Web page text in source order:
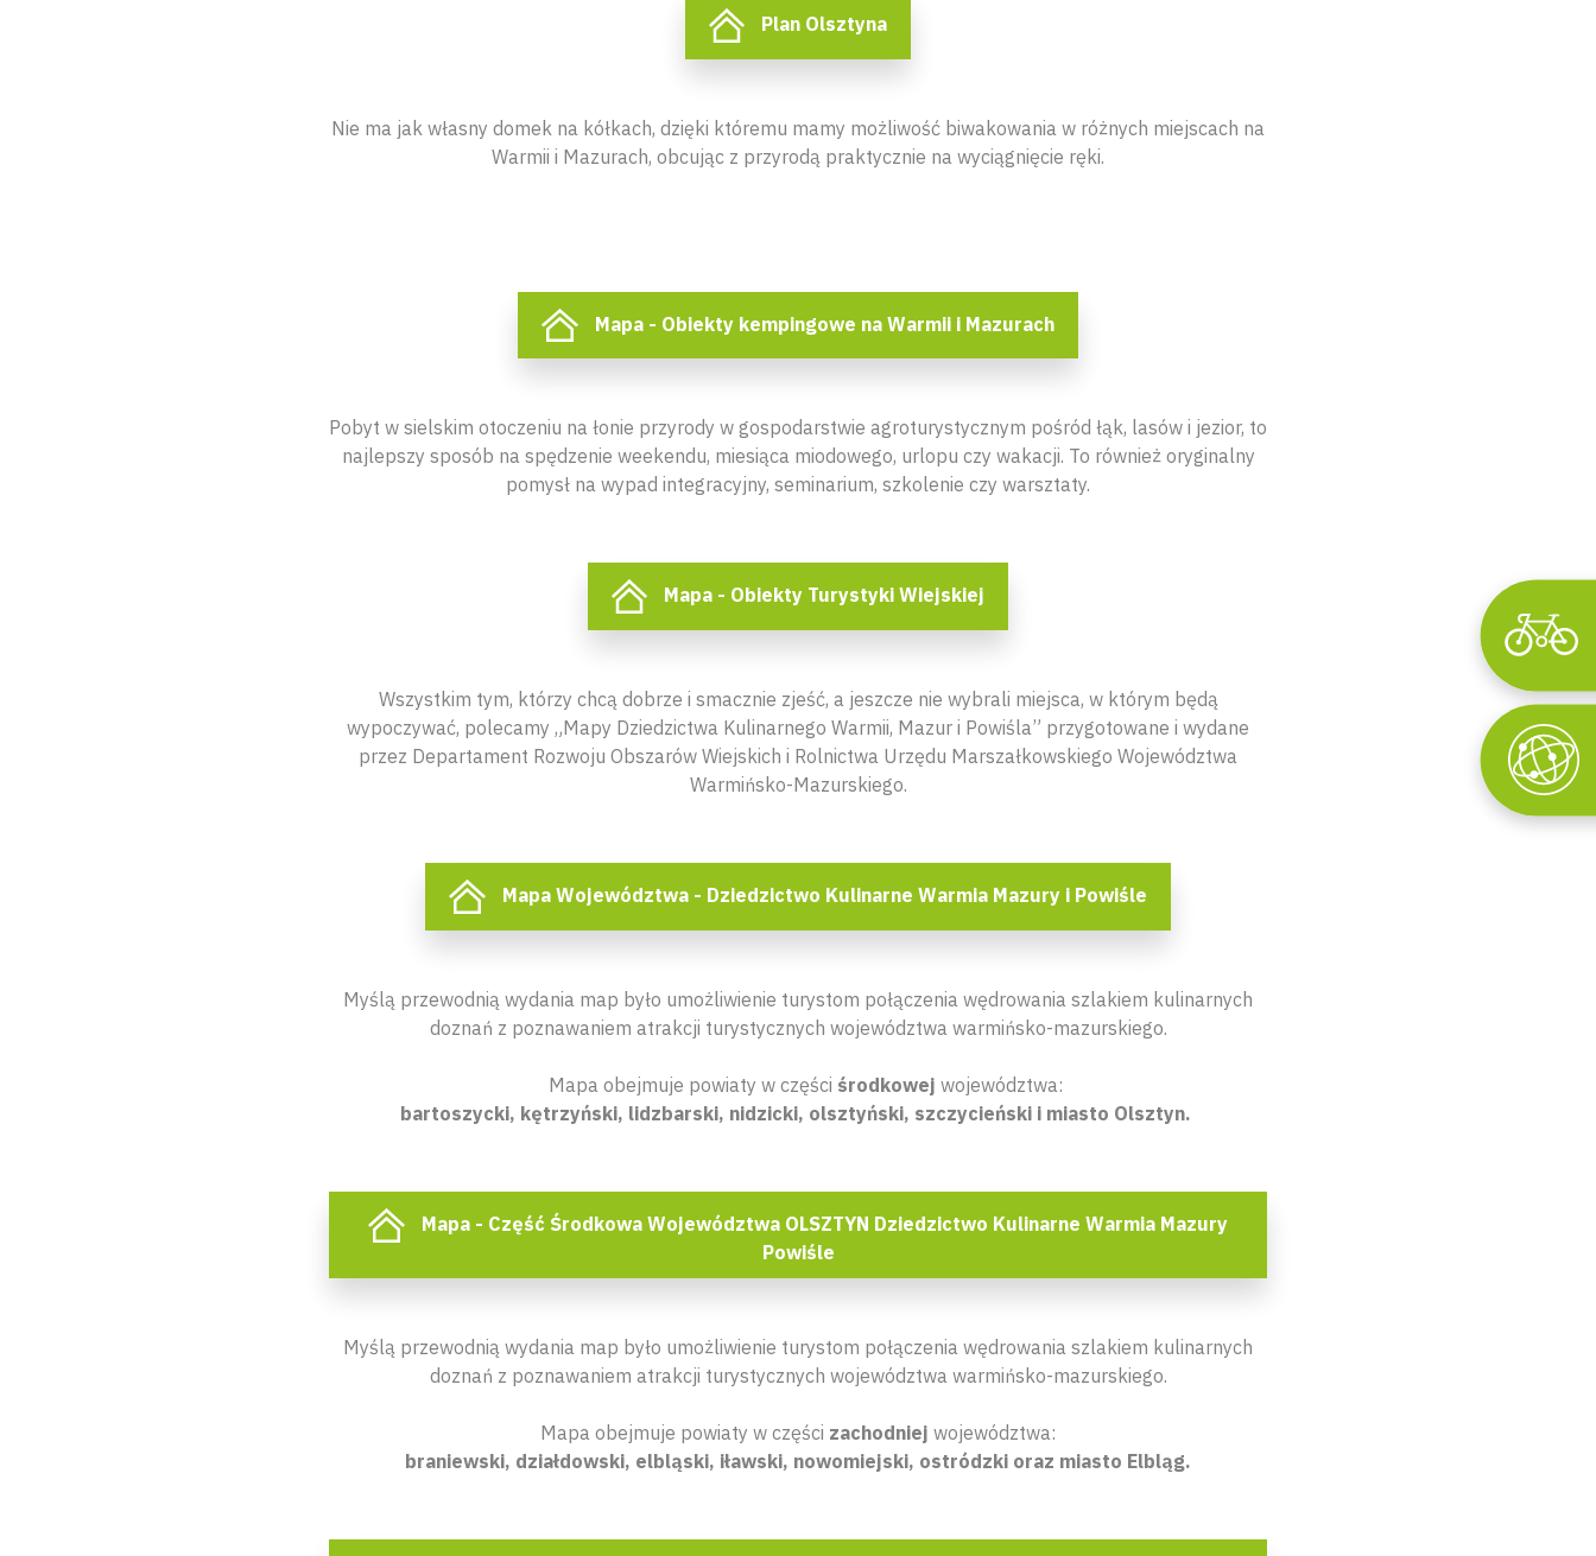
Plan Olsztyna
Nie ma jak własny domek na kółkach, dzięki któremu mamy możliwość biwakowania w różnych miejscach na
Warmii i Mazurach, obcując z przyrodą praktycznie na wyciągnięcie ręki.
Mapa - Obiekty kempingowe na Warmii i Mazurach
Pobyt w sielskim otoczeniu na łonie przyrody w gospodarstwie agroturystycznym pośród łąk, lasów i jezior, to
najlepszy sposób na spędzenie weekendu, miesiąca miodowego, urlopu czy wakacji. To również oryginalny
pomysł na wypad integracyjny, seminarium, szkolenie czy warsztaty.
Mapa - Obiekty Turystyki Wiejskiej
Wszystkim tym, którzy chcą dobrze i smacznie zjeść, a jeszcze nie wybrali miejsca, w którym będą
wypoczywać, polecamy „Mapy Dziedzictwa Kulinarnego Warmii, Mazur i Powiśla” przygotowane i wydane
przez Departament Rozwoju Obszarów Wiejskich i Rolnictwa Urzędu Marszałkowskiego Województwa
Warmińsko-Mazurskiego.
Mapa Województwa - Dziedzictwo Kulinarne Warmia Mazury i Powiśle
Myślą przewodnią wydania map było umożliwienie turystom połączenia wędrowania szlakiem kulinarnych
doznań z poznawaniem atrakcji turystycznych województwa warmińsko-mazurskiego.
Mapa obejmuje powiaty w części środkowej województwa:
bartoszycki, kętrzyński, lidzbarski, nidzicki, olsztyński, szczycieński i miasto Olsztyn.
Mapa - Część Środkowa Województwa OLSZTYN Dziedzictwo Kulinarne Warmia Mazury
Powiśle
Myślą przewodnią wydania map było umożliwienie turystom połączenia wędrowania szlakiem kulinarnych
doznań z poznawaniem atrakcji turystycznych województwa warmińsko-mazurskiego.
Mapa obejmuje powiaty w części zachodniej województwa:
braniewski, działdowski, elbląski, iławski, nowomiejski, ostródzki oraz miasto Elbląg.
Wyszukaj